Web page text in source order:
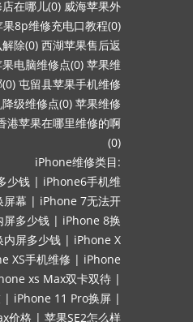
在哪儿(0) 威海苹果外
果8p维修充电口教程(0)
除(0) 西湖苹果售后返
电脑维修点(0) 苹果维
屯留县苹果手机维修
级维修点(0) 苹果维修
港苹果在哪里维修的啊
(0)
iPhone维修类目:
少钱 | iPhone6手机维
幕 | iPhone 7无法开
多少钱 | iPhone 8换
屏多少钱 | iPhone X
XS手机维修 | iPhone
xs Max双卡双待 |
| iPhone 11 Pro换屏 |
价格 | 苹果SE2怎么样